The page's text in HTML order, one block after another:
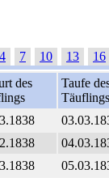
4 7 10 13
16
des
Taufe
Täuflings